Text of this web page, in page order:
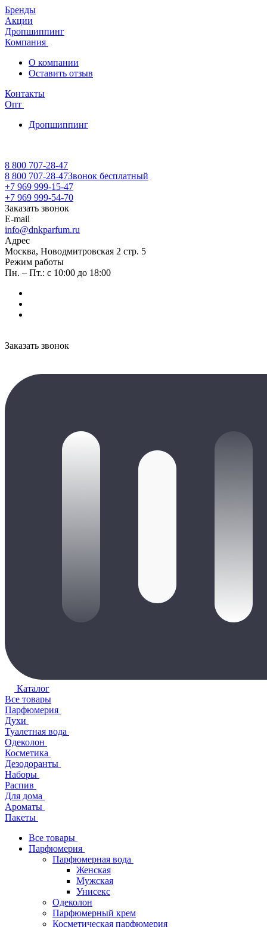
Бренды
Акции
Дропшиппинг
Компания
О компании
Оставить отзыв
Контакты
Опт
Дропшиппинг
8 800 707-28-47
8 800 707-28-47Звонок бесплатный
+7 969 999-15-47
+7 969 999-54-70
Заказать звонок
E-mail
info@dnkparfum.ru
Адрес
Москва, Новодмитровская 2 стр. 5
Режим работы
Пн. – Пт.: с 10:00 до 18:00
Заказать звонок
Каталог
Все товары
Парфюмерия
Духи
Туалетная вода
Одеколон
Косметика
Дезодоранты
Наборы
Распив
Для дома
Ароматы
Пакеты
Все товары
Парфюмерия
Парфюмерная вода
Женская
Мужская
Унисекс
Одеколон
Парфюмерный крем
Косметическая парфюмерия